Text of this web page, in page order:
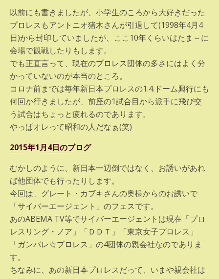
以前にも書きましたが、小学生のころから大好きだった
プロレスもアントニオ猪木さんが引退して(1998年4月4
日)から封印していましたが、ここ10年くらいはたま～に
会場で観戦したりもします。
でも正直言って、現在のプロレス団体の多さにはよく分
かっていないのが本当のところ。
コロナ前までは毎年新日本プロレスの1.4.ドーム興行にも
何回か行きましたが、前座の1試合目から派手に飛び交
う試合はちょっと疲れるのであります。
やっぱオレって昭和の人だなぁ(笑)
2015年1月4日のブログ
むかしのように、新日本一辺倒ではなく、お誘いがあれ
ば他団体でも行ったりします。
今回は、グレート・カブキさんの奥様からのお誘いで
「サイバーエージェント」のフェスです。
あのABEMA TV等でサイバーエージェントは現在「プロ
レスリング・ノア」「ＤＤＴ」「東京女子プロレス」
「ガンバレ☆プロレス」の4団体の親会社なのでありま
す。
ちなみに、あの新日本プロレスだって、いまや親会社は